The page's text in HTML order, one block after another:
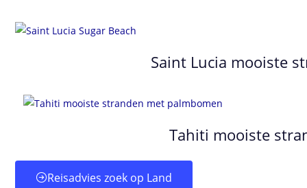
Saint Lucia mooiste
Tahiti mooiste
Reisadvies zoek op Land